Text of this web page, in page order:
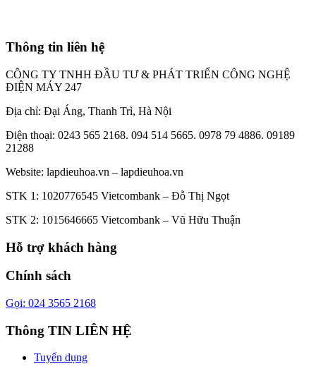
Thông tin liên hệ
CÔNG TY TNHH ĐẦU TƯ & PHÁT TRIỂN CÔNG NGHỆ
ĐIỆN MÁY 247
Địa chỉ: Đại Áng, Thanh Trì, Hà Nội
Điện thoại: 0243 565 2168. 094 514 5665. 0978 79 4886. 09189
21288
Website: lapdieuhoa.vn – lapdieuhoa.vn
STK 1: 1020776545 Vietcombank – Đỗ Thị Ngọt
STK 2: 1015646665 Vietcombank – Vũ Hữu Thuận
Hỗ trợ khách hàng
Chính sách
Gọi: 024 3565 2168
Thông TIN LIÊN HỆ
Tuyển dụng